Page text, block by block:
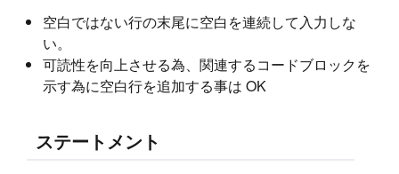
空白ではない行の末尾に空白を連続して入力しな
い。
可読性を向上させる為、関連するコードブロックを
示す為に空白行を追加する事は OK
ステートメント